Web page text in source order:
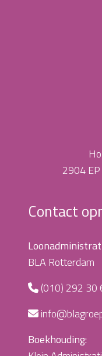
2904
Contact
BLA Rotterdam
(010) 292 30
Boekhouding: